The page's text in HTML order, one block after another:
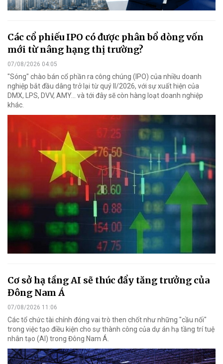
Các cổ phiếu IPO có được phân bổ dòng vốn
mới từ nâng hạng thị trường?
07/08/2026 04:05
"Sóng" chào bán cổ phần ra công chúng (IPO) của nhiều doanh
nghiệp bắt đầu dâng trở lại từ quý II/2026, với sự xuất hiện của
DMX, LPS, DVV, AMY... và tới đây sẽ còn hàng loạt doanh nghiệp
khác.
Cơ sở hạ tầng AI sẽ thúc đẩy tăng trưởng của
Đông Nam Á
07/08/2026 11:06
Các tổ chức tài chính đóng vai trò then chốt như những "cầu nối"
trong việc tạo điều kiện cho sự thành công của dự án hạ tầng trí tuệ
nhân tạo (AI) trong Đông Nam Á.